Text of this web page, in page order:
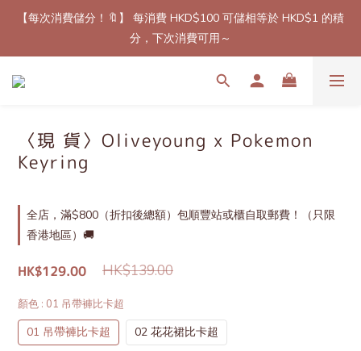
【最新免郵優惠！🚚】滿$800（折扣後總額）包順豐站或櫃自取
郵費！（只限香港地區）
【每次消費儲分！🔖】 每消費 HKD$100 可儲相等於 HKD$1 的積
分，下次消費可用～
【加速加速加速！💨】 即日起所有預訂產品，下單後7至14個工作
【最新免郵優惠！🚚】滿$800（折扣後總額）包順豐站或櫃自取
郵費！（只限香港地區）
〈現 貨〉Oliveyoung x Pokemon
Keyring
全店，滿$800（折扣後總額）包順豐站或櫃自取郵費！（只限
香港地區）🚚
HK$129.00 HK$139.00
顏色 : 01 吊帶褲比卡超
01 吊帶褲比卡超 02 花花裙比卡超